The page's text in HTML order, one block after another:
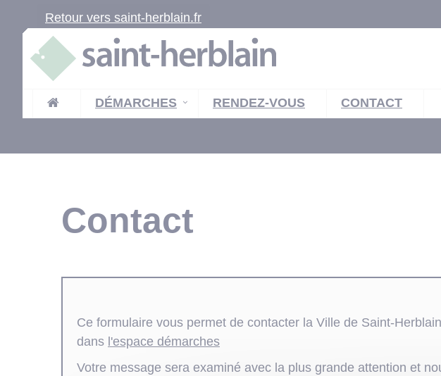
Retour vers saint-herblain.fr
DÉMARCHES RENDEZ-VOUS CONTACT
Contact
Ce formulaire vous permet de contacter la Ville de Saint-
dans l'espace démarches
Votre message sera examiné avec la plus grande attention et